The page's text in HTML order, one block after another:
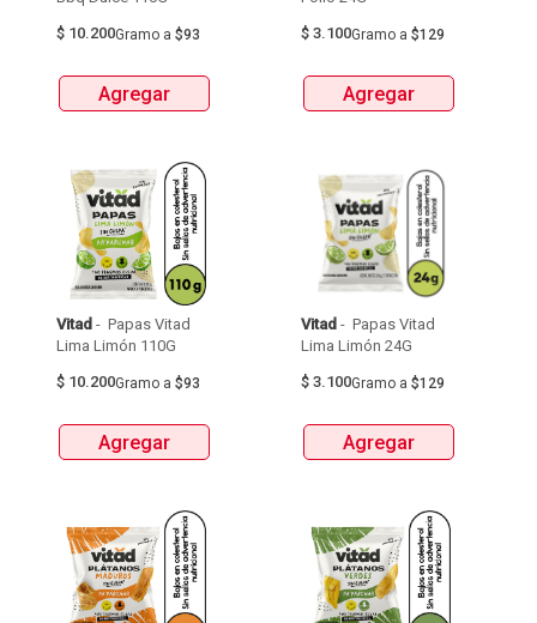
$ 10.200Gramo a $93
Agregar
$ 3.100Gramo a $129
Agregar
Vitad - Papas Vitad
$ 10.200Gramo a $93
Agregar
Vitad - Papas Vitad
$ 3.100Gramo a $129
Agregar